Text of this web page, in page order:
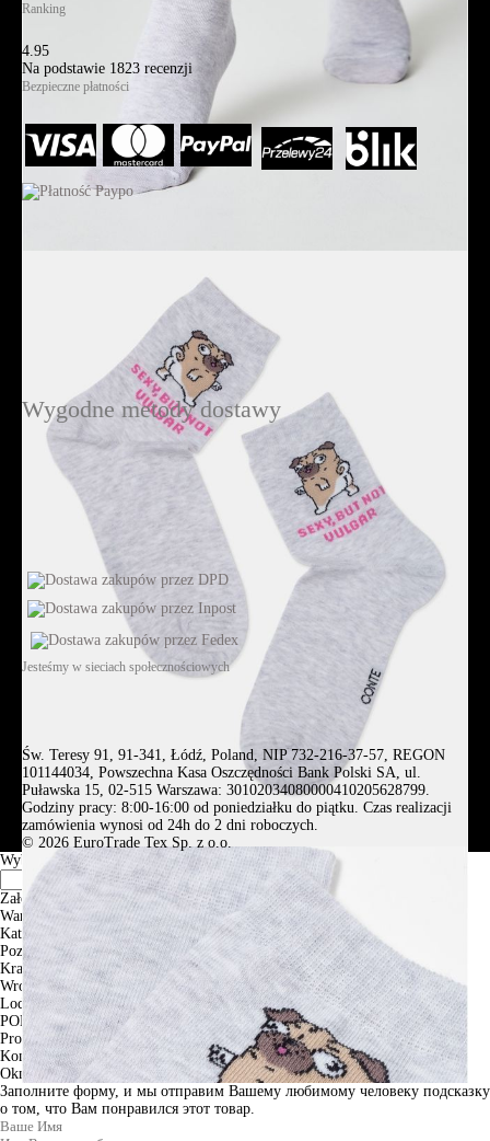
Ranking
4.95
Na podstawie 1823 recenzji
Bezpieczne płatności
Wygodne metody dostawy
Jesteśmy w sieciach społecznościowych
Św. Teresy 91, 91-341, Łódź, Poland, NIP 732-216-37-57, REGON
101144034, Powszechna Kasa Oszczędności Bank Polski SA, ul.
Puławska 15, 02-515 Warszawa: 30102034080000410205628799.
Godziny pracy: 8:00-16:00 od poniedziałku do piątku. Czas realizacji
zamówienia wynosi od 24h do 2 dni roboczych.
© 2026 EuroTrade Tex Sp. z o.o.
Wybierz miasta
Założenia
Warszawa
Katowice
Poznan
Krakow
Wroclaw
Lodz
PODGLĄD
Produkt w koszyku
Kontynuuj zakupy
ZAMÓWIENIE
Okno informacyjne
Заполните форму, и мы отправим Вашему любимому человеку подсказку
о том, что Вам понравился этот товар.